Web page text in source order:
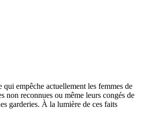
qui empêche actuellement les femmes de
non reconnues ou même leurs congés de
garderies. À la lumière de ces faits